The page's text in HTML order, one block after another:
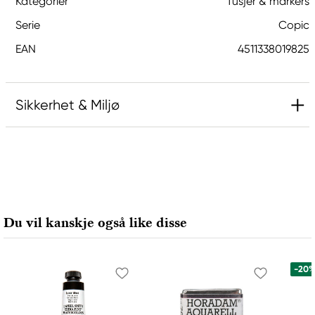
Serie
Copic
EAN
4511338019825
Sikkerhet & Miljø
65205 Wiesbaden, Germany
export@holtz-gmbh.de
Produsent
Du vil kanskje også like disse
-